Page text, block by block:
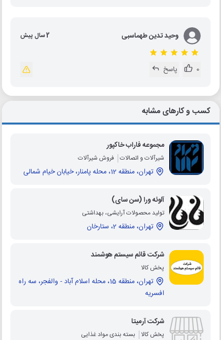
وحید تدین طهماسبی 2 سال پیش
0 پاسخ
کسب و کارهای مشابه
مجموعه فاراب خاکپور
شیرآلات و اتصالات فروش شیرآلات
تهران، منطقه 12، محله پامنار، خیابان خیام شمالی
آلوئه ورا (سن سای)
تولید محصولات آرایشی، بهداشتی
تهران، منطقه 2، ستارخان
شرکت قائم سیستم هوشمند
پخش کالا
تهران، منطقه 15، محله اسلام آباد - والفجر، سه راه
افسریه
شرکت آرمیتا
پخش کالا بسته بندی مواد غذایی